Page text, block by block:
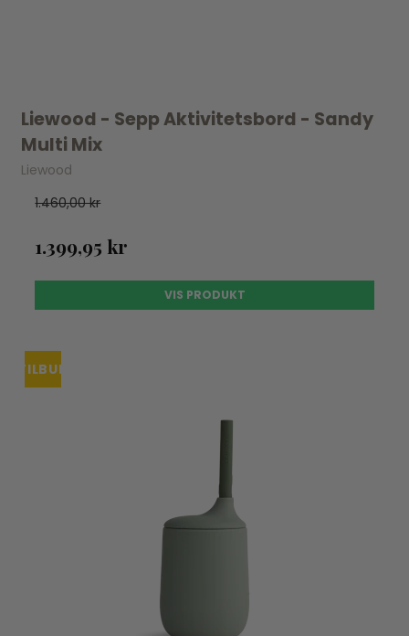
Liewood - Sepp Aktivitetsbord - Sandy
Multi Mix
Liewood
1.460,00 kr
1.399,95 kr
VIS PRODUKT
TILBUD